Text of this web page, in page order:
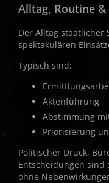
Alltag, Routine
Der Alltag staatlicher
spektakulären
Typisch sind:
Aktenführung
Abstimmung
Priorisierung
Politischer Druck,
Entscheidungen
ohne